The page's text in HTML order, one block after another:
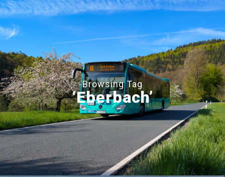
Browsing Tag
‘Eberbach’